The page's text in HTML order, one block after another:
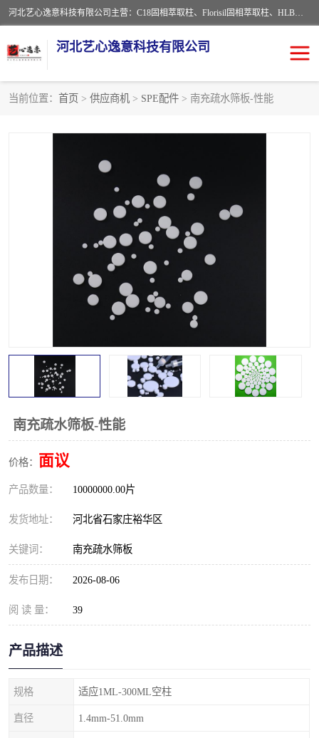
河北艺心逸意科技有限公司主营：C18固相萃取柱、Florisil固相萃取柱、HLB固相萃取柱、MCX固相萃取柱、QuEChERS、固相萃取空柱、针式过滤器 、固相萃取柱、黄曲霉毒素亲和柱。全国咨询热线：18630105913。河北艺心逸意科技有限公司接受来样定做，我们秉承着“顾客至上，锐意进取”的经营理念，坚持客户至上的原则为广大客户提供优质的服务，欢迎广大客户惠顾！免费咨询！
河北艺心逸意科技有限公司
当前位置： 首页 > 供应商机 > SPE配件 > 南充疏水筛板-性能
南充疏水筛板-性能
价格： 面议
产品数量： 10000000.00片
发货地址： 河北省石家庄裕华区
关键词： 南充疏水筛板
发布日期： 2026-08-06
阅 读 量： 39
产品描述
规格 适应1ML-300ML空柱
直径 1.4mm-51.0mm
离子色谱预处理柱
SPE填料
过滤器/滤膜
SPE配件
96孔板